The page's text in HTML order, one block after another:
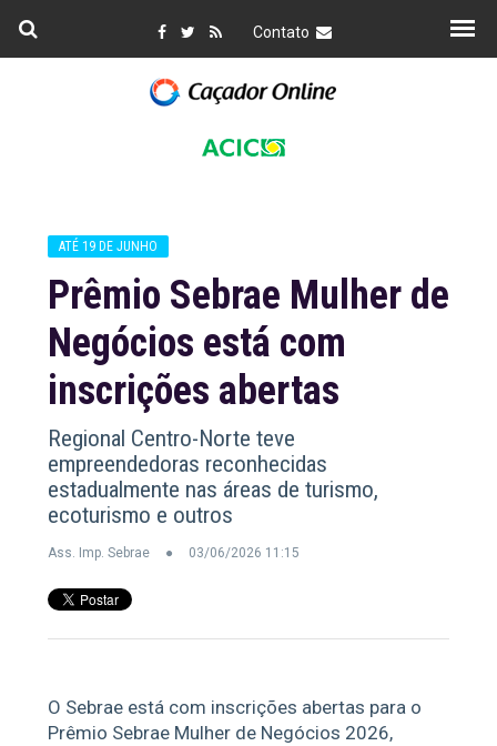
Contato
ATÉ 19 DE JUNHO
Prêmio Sebrae Mulher de
Negócios está com
inscrições abertas
Regional Centro-Norte teve
empreendedoras reconhecidas
estadualmente nas áreas de turismo,
ecoturismo e outros
Ass. Imp. Sebrae 03/06/2026 11:15
O Sebrae está com inscrições abertas para o
Prêmio Sebrae Mulher de Negócios 2026,